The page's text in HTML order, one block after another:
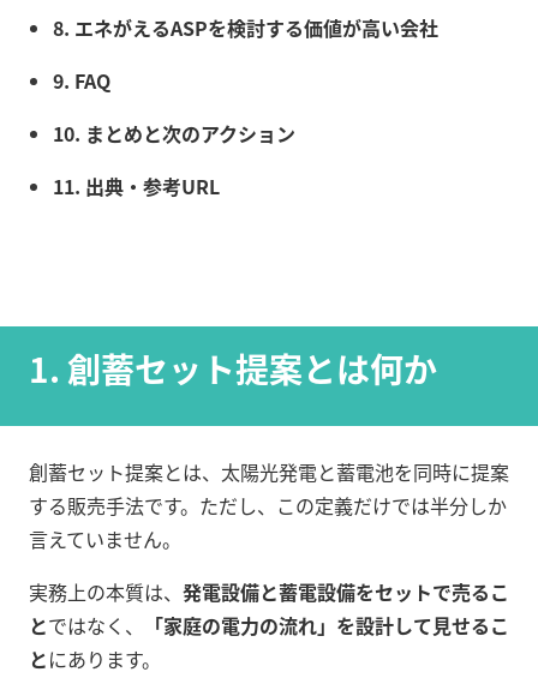
8. エネがえるASPを検討する価値が高い会社
9. FAQ
10. まとめと次のアクション
11. 出典・参考URL
1. 創蓄セット提案とは何か
創蓄セット提案とは、太陽光発電と蓄電池を同時に提案
する販売手法です。ただし、この定義だけでは半分しか
言えていません。
実務上の本質は、 発電設備と蓄電設備をセットで売るこ
とではなく、
「家庭の電力の流れ」を設計して見せるこ
とにあります。